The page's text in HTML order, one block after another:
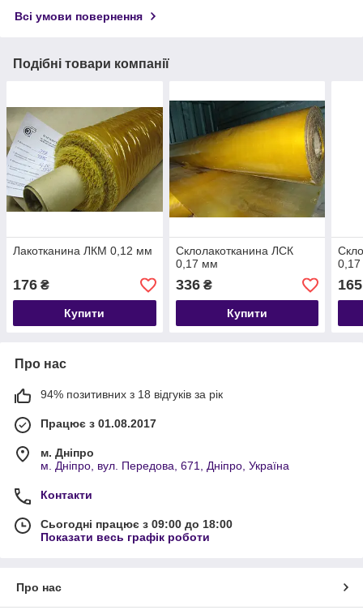
Всі умови повернення
Подібні товари компанії
Лакотканина ЛКМ 0,12 мм
176 ₴
Купити
Склолакотканина ЛСК
0,17 мм
336₴
Купити
165
Про нас
94% позитивних з 18 відгуків за рік
Працює з 01.08.2017
м. Дніпро
м. Дніпро, вул. Передова, 671, Дніпро, Україна
Контакти
Сьогодні працює з 09:00 до 18:00
Показати весь графік роботи
Про нас